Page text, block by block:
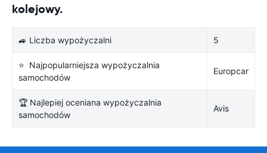
kolejowy.
🚙 Liczba wypożyczalni 5
⭐ Najpopularniejsza wypożyczalnia
samochodów
Europcar
🏆 Najlepiej oceniana wypożyczalnia
samochodów
Avis